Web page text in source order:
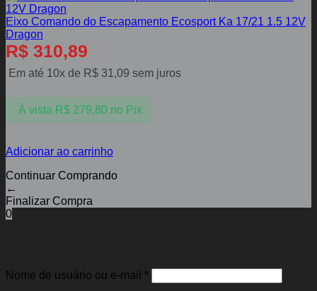
Eixo Comando do Escapamento Ecosport Ka 17/21 1.5 12V
Dragon
R$ 310,89
Em até 10x de R$ 31,09 sem juros
À vista R$279,80 no Pix
Adicionar ao carrinho
Continuar Comprando
←
Finalizar Compra
0
Nome de usuário ou e-mail *Obrigatório